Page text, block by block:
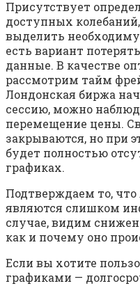
Присутствует
доступных
выделить
есть вариант
данные. В качестве
рассмотрим тайм
Лондонская биржа
сессию, можно
перемещение цены.
закрываются, но при
будет полностью
графиках.
Подтверждаем то,
являются слишком
случае, видим
как и почему оно
Если вы хотите
графиками —